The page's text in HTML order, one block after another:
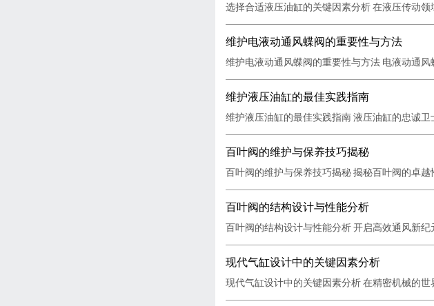
选择合适液压油缸的关键因素分析 在液压传动
维护电液动通风蝶阀的重要性与方法
维护电液动通风蝶阀的重要性与方法 电液动通
维护液压油缸的最佳实践指南
维护液压油缸的最佳实践指南 液压油缸的忠诚
百叶阀的维护与保养技巧揭秘
百叶阀的维护与保养技巧揭秘 揭秘百叶阀的卓
百叶阀的结构设计与性能分析
百叶阀的结构设计与性能分析 开启高效通风新
现代气缸设计中的关键因素分析
现代气缸设计中的关键因素分析 在精密机械的